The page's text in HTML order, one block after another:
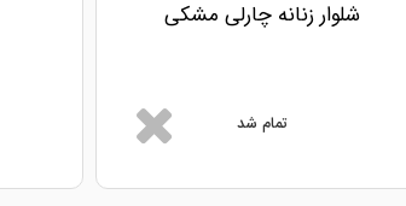
شلوار زنانه چارلی مشکی
تمام شد